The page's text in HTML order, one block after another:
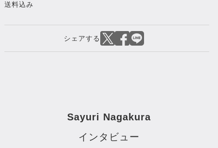
送料込み
Sayuri Nagakura
インタビュー